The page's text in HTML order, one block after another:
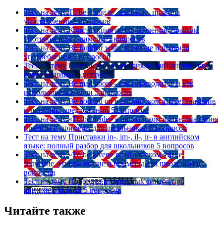
Тест на тему To be going to: значение, правила
употребления 5 вопросов
Тест на тему Конструкция go on: значения, правила
употребления, примеры 5 вопросов
Тест на тему Be familiar with: значение и правила
употребления 5 вопросов
Тест на тему Британский vs американский английский:
в чем разница? 5 вопросов
Тест на тему Be mad about - как переводится и как
использовать в речи 5 вопросов
Тест на тему Be hooked on в английском языке: значение
и примеры предложений 5 вопросов
Тест на тему «To be made» в английском языке: значение,
правила и примеры для школьников 5 вопросов
Тест на тему Приставки in-, im-, il-, ir- в английском
языке: полный разбор для школьников 5 вопросов
Тест на тему «To be given» в английском языке:
значение, употребление и примеры для школьников 5
вопросов
Тест на тему Подборка интересных фактов про
английский язык 5 вопросов
Читайте также